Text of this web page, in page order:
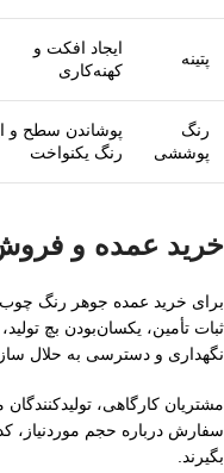
پتینه
ایجاد افکت و
کهنه‌کاری
رنگ
پوششی
پوشاندن سطح و
رنگ یکنواخت
خرید عمده و
برای خرید عمده جوهر رنگ
ثبات تأمین، یکسان‌بودن بچ
نگهداری و دسترسی به حلال
مشتریان کارگاهی،
سفارش درباره حجم موردنیاز،
بگیرند.